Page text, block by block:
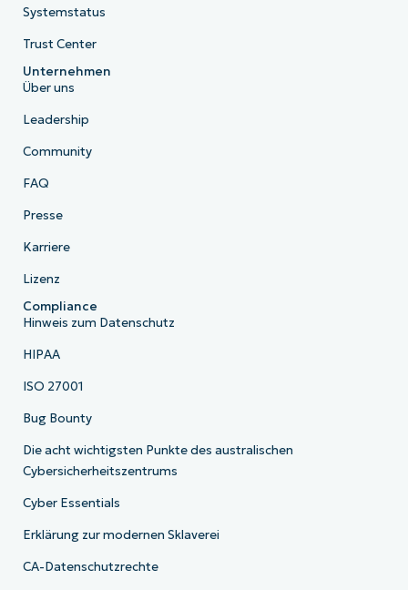
Systemstatus
Trust Center
Unternehmen
Über uns
Leadership
Community
FAQ
Presse
Karriere
Lizenz
Compliance
Hinweis zum Datenschutz
HIPAA
ISO 27001
Bug Bounty
Die acht wichtigsten Punkte des australischen
Cybersicherheitszentrums
Cyber Essentials
Erklärung zur modernen Sklaverei
CA-Datenschutzrechte